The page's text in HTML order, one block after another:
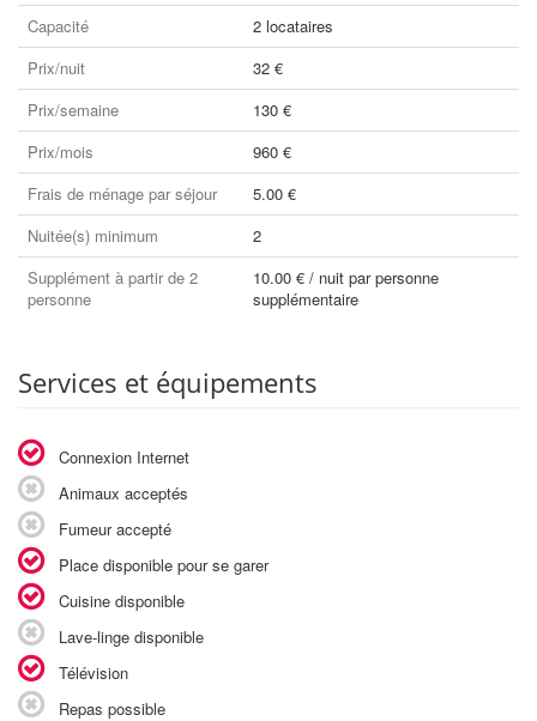
Capacité
2 locataires
Prix/nuit
32 €
Prix/semaine
130 €
Prix/mois
960 €
Frais de ménage par séjour
5.00 €
Nuitée(s) minimum
2
Supplément à partir de 2
personne
10.00 € / nuit par personne
supplémentaire
Services et équipements
Connexion Internet
Animaux acceptés
Fumeur accepté
Place disponible pour se garer
Cuisine disponible
Lave-linge disponible
Télévision
Repas possible